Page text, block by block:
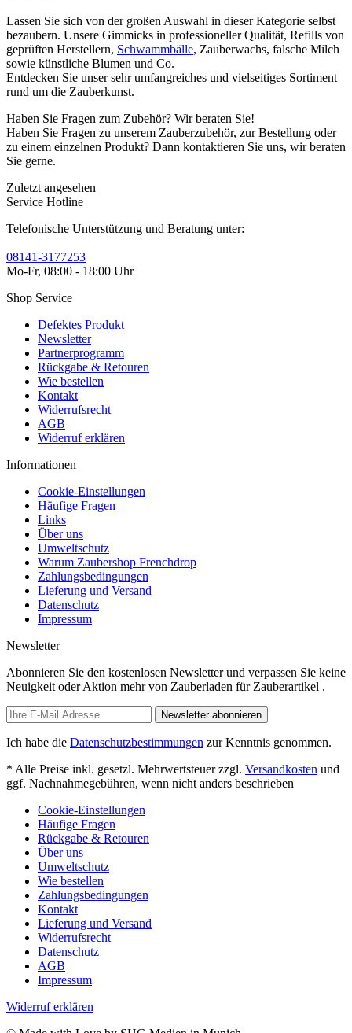
Lassen Sie sich von der großen Auswahl in dieser Kategorie selbst
bezaubern. Unsere Gimmicks in professioneller Qualität, Refills von
geprüften Herstellern, Schwammbälle, Zauberwachs, falsche Milch
sowie künstliche Blumen und Co.
Entdecken Sie unser sehr umfangreiches und vielseitiges Sortiment
rund um die Zauberkunst.
Haben Sie Fragen zum Zubehör? Wir beraten Sie!
Haben Sie Fragen zu unserem Zauberzubehör, zur Bestellung oder
zu einem einzelnen Produkt? Dann kontaktieren Sie uns, wir beraten
Sie gerne.
Zuletzt angesehen
Service Hotline
Telefonische Unterstützung und Beratung unter:
08141-3177253
Mo-Fr, 08:00 - 18:00 Uhr
Shop Service
Defektes Produkt
Newsletter
Partnerprogramm
Rückgabe & Retouren
Wie bestellen
Kontakt
Widerrufsrecht
AGB
Widerruf erklären
Informationen
Cookie-Einstellungen
Häufige Fragen
Links
Über uns
Umweltschutz
Warum Zaubershop Frenchdrop
Zahlungsbedingungen
Lieferung und Versand
Datenschutz
Impressum
Newsletter
Abonnieren Sie den kostenlosen Newsletter und verpassen Sie keine
Neuigkeit oder Aktion mehr von Zauberladen für Zauberartikel .
Newsletter abonnieren
Ich habe die Datenschutzbestimmungen zur Kenntnis genommen.
* Alle Preise inkl. gesetzl. Mehrwertsteuer zzgl. Versandkosten und
ggf. Nachnahmegebühren, wenn nicht anders beschrieben
Cookie-Einstellungen
Häufige Fragen
Rückgabe & Retouren
Über uns
Umweltschutz
Wie bestellen
Zahlungsbedingungen
Kontakt
Lieferung und Versand
Widerrufsrecht
Datenschutz
AGB
Impressum
Widerruf erklären